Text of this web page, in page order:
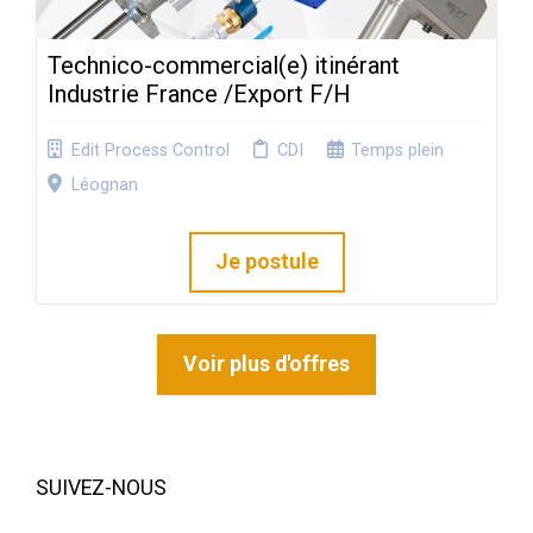
Technico-commercial(e) itinérant
Industrie France /Export F/H
Edit Process Control CDI
Temps plein
Léognan
Je postule
Voir plus d'offres
SUIVEZ-NOUS